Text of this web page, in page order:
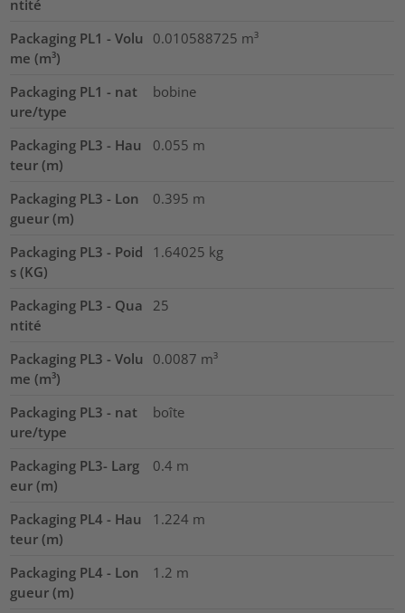
ntité
Packaging PL1 - Volu
me (m³)
0.010588725 m³
Packaging PL1 - nat
ure/type
bobine
Packaging PL3 - Hau
teur (m)
0.055 m
Packaging PL3 - Lon
gueur (m)
0.395 m
Packaging PL3 - Poid
s (KG)
1.64025 kg
Packaging PL3 - Qua
ntité
25
Packaging PL3 - Volu
me (m³)
0.0087 m³
Packaging PL3 - nat
ure/type
boîte
Packaging PL3- Larg
eur (m)
0.4 m
Packaging PL4 - Hau
teur (m)
1.224 m
Packaging PL4 - Lon
gueur (m)
1.2 m